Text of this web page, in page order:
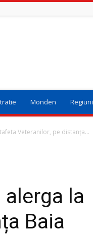
Monden Regiuni
Veteranilor, pe distanța...
la
Baia